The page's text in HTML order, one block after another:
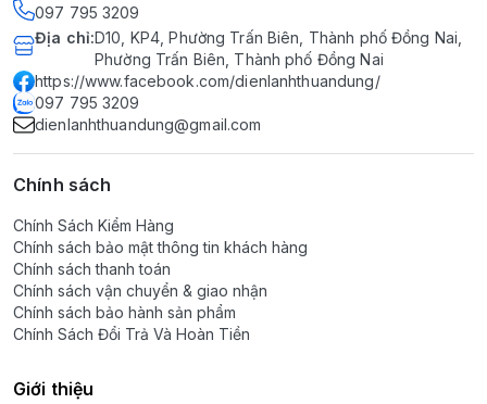
097 795 3209
Địa chỉ:D10, KP4, Phường Trấn Biên, Thành phố Đồng Nai,
Phường Trấn Biên, Thành phố Đồng Nai
https://www.facebook.com/dienlanhthuandung/
097 795 3209
dienlanhthuandung@gmail.com
Chính sách
Chính Sách Kiểm Hàng
Chính sách bảo mật thông tin khách hàng
Chính sách thanh toán
Chính sách vận chuyển & giao nhận
Chính sách bảo hành sản phẩm
Chính Sách Đổi Trả Và Hoàn Tiền
Giới thiệu